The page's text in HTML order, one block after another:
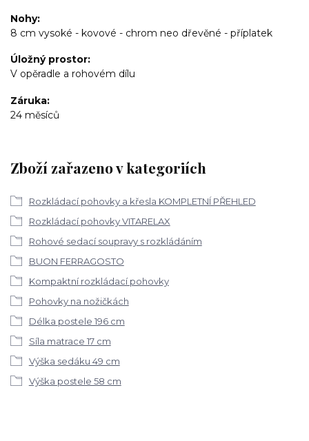
Nohy
8 cm vysoké - kovové - chrom neo dřevěné - příplatek
Úložný prostor
V opěradle a rohovém dílu
Záruka
24 měsíců
Zboží zařazeno v kategoriích
Rozkládací pohovky a křesla KOMPLETNÍ PŘEHLED
Rozkládací pohovky VITARELAX
Rohové sedací soupravy s rozkládáním
BUON FERRAGOSTO
Kompaktní rozkládací pohovky
Pohovky na nožičkách
Délka postele 196 cm
Síla matrace 17 cm
Výška sedáku 49 cm
Výška postele 58 cm